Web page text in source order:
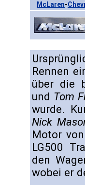
McLaren-
Rennen
über die
und Tom
wurde.
Nick
Motor von
LG500
den
wobei er